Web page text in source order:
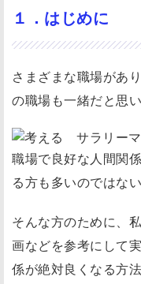
め
に
２
ポ
イ
ン
①
他
人
１．はじめに
さまざまな職場があ
の職場も一緒だと思
職場で良好な人間関
る方も多いのではな
そんな方のために、
画などを参考にして
係が絶対良くなる方